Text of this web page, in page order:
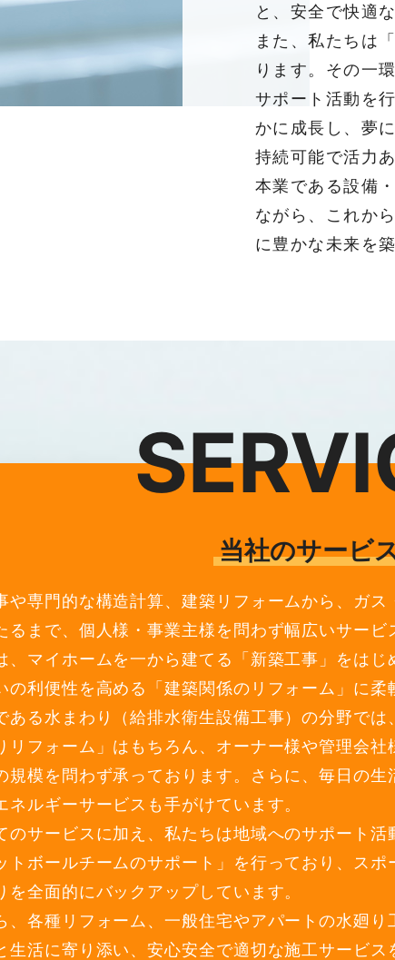
と、安全で快適
また、私たちは
ります。その一
サポート活動を
かに成長し、夢
持続可能で活力
本業である設備
ながら、これか
に豊かな未来を
当社のサービ
や専門的な構造計算、建築リフォームから、ガ
るまで、個人様・事業主様を問わず幅広いサービ
、マイホームを一から建てる「新築工事」をは
の利便性を高める「建築関係のリフォーム」に柔
ある水まわり（給排水衛生設備工事）の分野で
リフォーム」はもちろん、オーナー様や管理会
規模を問わず承っております。さらに、毎日の
ネルギーサービスも手がけています。
のサービスに加え、私たちは地域へのサポート
トボールチームのサポート」を行っており、ス
を全面的にバックアップしています。
、各種リフォーム、一般住宅やアパートの水廻
生活に寄り添い、安心安全で適切な施工サービス